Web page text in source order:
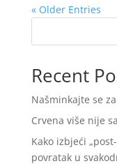
« Older Entries
Recent
Našminkajte se
Crvena više nije
Kako izbjeći
povratak u